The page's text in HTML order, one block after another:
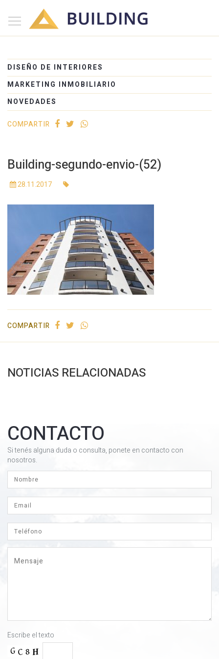
Inicio
Proyectos
DISEÑO DE INTERIORES
MARKETING INMOBILIARIO
NOVEDADES
COMPARTIR
Building-segundo-envio-(52)
28.11.2017
COMPARTIR
NOTICIAS RELACIONADAS
CONTACTO
Si tenés alguna duda o consulta, ponete en contacto con
nosotros.
Escribe el texto